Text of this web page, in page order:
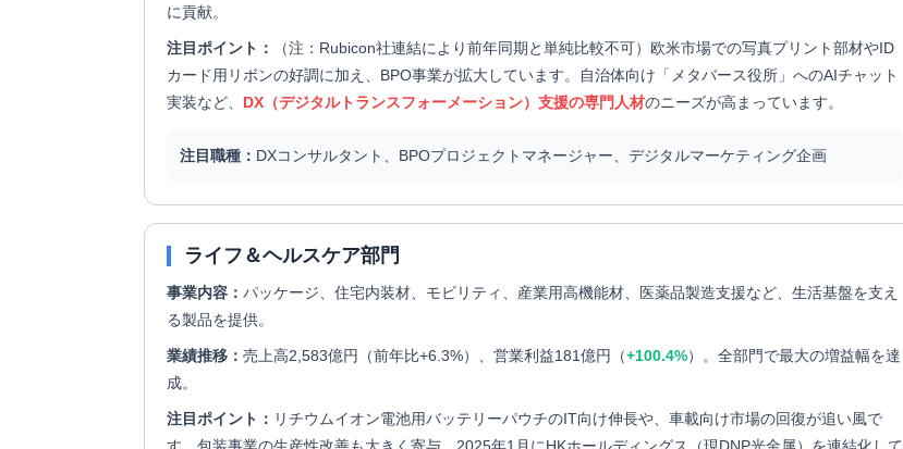
に貢献。
注目ポイント：
（注：Rubicon社連結により前年同期と単純比較不可）欧米市場での写真プリント部材やID
カード用リボンの好調に加え、BPO事業が拡大しています。自治体向け「メタバース役所」へのAIチャット
実装など、 DX（デジタルトランスフォーメーション）支援の専門人材のニーズが高まっています。
注目職種： DXコンサルタント、BPOプロジェクトマネージャー、デジタルマーケティング企画
ライフ＆ヘルスケア部門
事業内容： パッケージ、住宅内装材、モビリティ、産業用高機能材、医薬品製造支援など、生活基盤を支え
る製品を提供。
業績推移： 売上高2,583億円（前年比+6.3%）、営業利益181億円（+100.4%）。全部門で最大の増益幅を達
成。
注目ポイント： リチウムイオン電池用バッテリーパウチのIT向け伸長や、車載向け市場の回復が追い風で